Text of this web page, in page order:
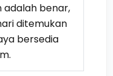
adalah benar,
ditemukan
bersedia